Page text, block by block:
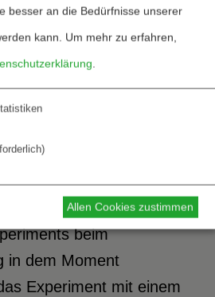
Lasers
lenkte ihn
sich der Laser auf
Höhe von 10.023
Und das wurde
beim
in dem Moment
Experiment mit einem
besser an die Bedürfnisse unserer
kann. Um mehr zu erfahren,
.
Allen Cookies zustimmen